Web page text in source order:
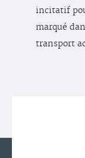
incitatif
marqué
transport